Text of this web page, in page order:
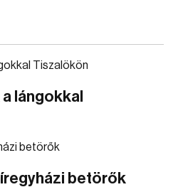
lángokkal
betörők